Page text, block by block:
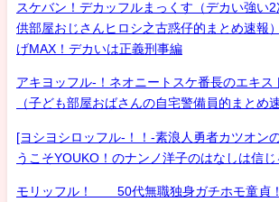
スケバン！デカッフルまっくす（デカい強い
供部屋おじさんヒロシ之古惑仔的まとめ速報
げMAX！デカいは正義刑事編
アキヨッフル-！ネオニートスケ番長のエキス
（子ども部屋おばさんの自宅警備員的まとめ速
[ヨシヨシロッフル-！！-素浪人勇者カツオン
うこそYOUKO！のナンノ洋子のはなしは信じ
モリッフル！ 50代無職独身ガチホモ童貞